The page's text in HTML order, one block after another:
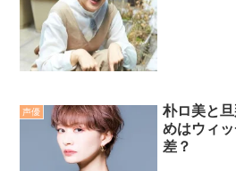
声優
朴ロ美と
めはウィ
差？